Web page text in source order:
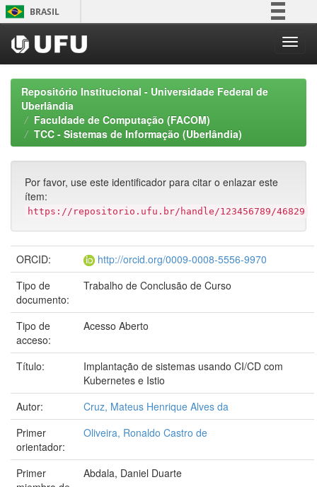
Skip
navigation
BRASIL
Participe
Acesso à informação
Legislação
Canais
Repositório Institucional - Universidade Federal de
Uberlândia
Faculdade de Computação (FACOM)
TCC - Sistemas de Informação (Uberlândia)
Por favor, use este identificador para citar o enlazar este
ítem:
https://repositorio.ufu.br/handle/123456789/46829
ORCID:
http://orcid.org/0009-0008-5556-9970
Tipo de
documento:
Trabalho de Conclusão de Curso
Tipo de
acceso:
Acesso Aberto
Título:
Implantação de sistemas usando CI/CD com
Kubernetes e Istio
Autor:
Cruz, Mateus Henrique Alves da
Primer
orientador:
Oliveira, Ronaldo Castro de
Primer
Abdala, Daniel Duarte